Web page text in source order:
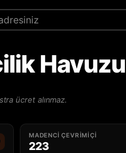
Havuzu
ücret alınmaz.
MADENCI ÇEVRIMIÇI
223